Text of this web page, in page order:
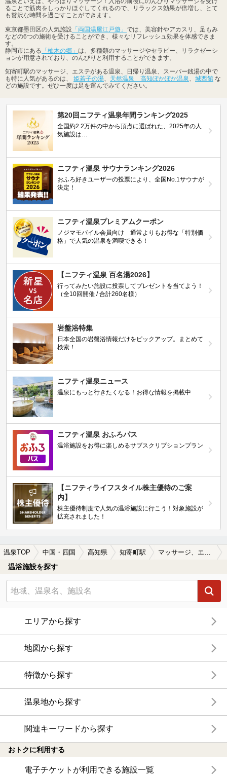
ることで筋肉をしっかりほぐしてくれるので、リラックス効果が倍増し、とて
も贅沢な時間を過ごすことができます。
東京都墨田区の人気施設 「両国湯屋江戸遊」 では、美容針やアカスリ、足もみ
などの6つの施術を受けることができ、様々なリフレッシュ効果を体感できま
す。
静岡市にある 「柚木の郷」 は、多種類のマッサージやセラピー、リラクゼーシ
ョンが用意されており、のんびりと利用することができます。
知寄町駅のマッサージ、エステがある温泉、日帰り温泉、スーパー銭湯の中で
も特に人気があるのは、 姫若子の湯 天然温泉 高知ぽかぽか温泉 城西館 な
どの施設です。ぜひ一度は足を運んでみてください。
第20回ニフティ温泉年間ランキング2025
全国約2.2万件の中から頂点に選ばれた、2025年の人
気施設は…
ニフティ温泉 サウナランキング2026
おふろ好きユーザーの投票により、全国No.1サウナが
決定！
ニフティ温泉プレミアムクーポン
ノジマモバイル会員向け 通常よりもお得な「特別価
格」で人気の温泉を満喫できる！
【ニフティ温泉 百名湯2026】
行ってみたい施設に投票してプレゼントを当てよう！
（全10回開催 / 合計260名様）
岩盤浴特集
日本全国の岩盤浴情報だけをピックアップ。まとめて
検索！
ニフティ温泉ニュース
温泉にもっと行きたくなる！お得な情報を掲載中
ニフティ温泉 おふろパス
温浴施設をお得に楽しめるサブスクリプションプラン
【ニフティライフスタイル株主優待のご案
内】
株主優待制度で人気の温浴施設に行こう！対象施設が
拡充されました！
温泉TOP 中国・四国 高知県 知寄町駅 マッサージ、エステがある知寄町駅近くの温泉、日帰り温泉、スーパー銭湯おすすめ
温浴施設を探す
エリアから探す
地図から探す
特徴から探す
温泉地から探す
関連キーワードから探す
おトクに利用する
電子チケットが利用できる施設一覧